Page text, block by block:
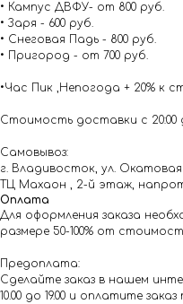
• Кампус ДВФУ- от 800 руб.
• Заря - 600 руб.
• Снеговая Падь - 800 руб.
• Пригород - от 700 руб.
•Час Пик ,Непогода + 20% к
Стоимость доставки с 20:00
Самовывоз:
г. Владивосток, ул. Окатовая
ТЦ Махаон , 2-й этаж,
Оплата
Для оформления заказа
размере 50-100% от
Предоплата:
Сделайте заказ в нашем
10.00 до 19.00 и оплатите